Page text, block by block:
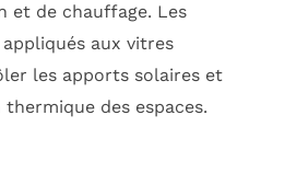
et de chauffage. Les
aux vitres
les apports solaires et
thermique des espaces.